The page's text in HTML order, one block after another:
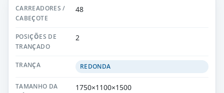
48
2
REDONDA
1750×1100×1500